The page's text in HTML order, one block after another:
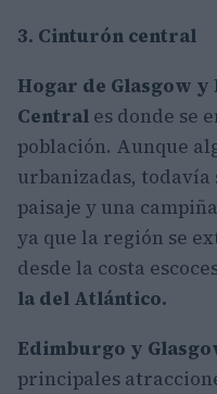
3. Cinturón central
Hogar de Glasgow
Central es donde se
población. Aunque
urbanizadas,
paisaje y una
ya que la región se
desde la costa
la del Atlántico.
Edimburgo y
principales